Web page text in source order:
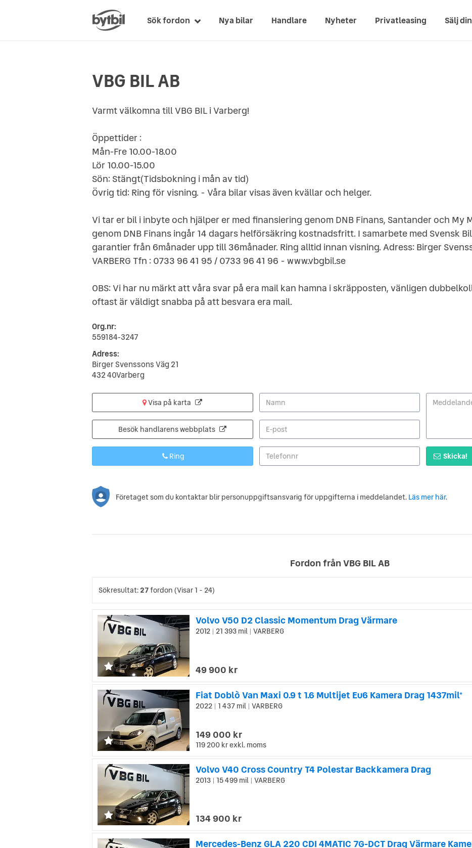
Sök fordon Nya bilar Handlare Nyheter Privatleasing Sälj
VBG BIL AB
Varmt välkomna till VBG BIL i Varberg!
Öppettider :
Mån-Fre 10.00-18.00
Lör 10.00-15.00
Sön: Stängt(Tidsbokning i mån av tid)
Övrig tid: Ring för visning. - Våra bilar visas även kvällar och helger.
Vi tar er bil i inbyte och hjälper er med finansiering genom DNB Finans, Santander och My
genom DNB Finans ingår 14 dagars helförsäkring kostnadsfritt. I samarbete med Svensk
garantier från 6månader upp till 36månader. Ring alltid innan visning. Adress: Birger
VARBERG Tfn : 0733 96 41 95 / 0733 96 41 96 - www.vbgbil.se
OBS: Vi har nu märkt att våra svar på era mail kan hamna i skräpposten, vänligen
oftast är väldigt snabba på att besvara era mail.
Org.nr:
559184-3247
Adress:
Birger Svenssons Väg 21
432 40Varberg
Visa på karta
Besök handlarens webbplats
Ring Skicka!
Företaget som du kontaktar blir personuppgiftsansvarig för uppgifterna i meddelandet. Läs mer här.
Fordon från VBG BIL AB
Sökresultat: 27fordon (Visar 1 - 24)
Volvo V50 D2 Classic Momentum Drag Värmare
2012 21 393 mil VARBERG
49 900 kr
Fiat Doblò Van Maxi 0.9 t 1.6 Multijet Eu6 Kamera Drag 1437mil*
2022 1 437 mil VARBERG
149 000 kr
119 200 krexkl. moms
Volvo V40 Cross Country T4 Polestar Backkamera Drag
2013 15 499 mil VARBERG
134 900 kr